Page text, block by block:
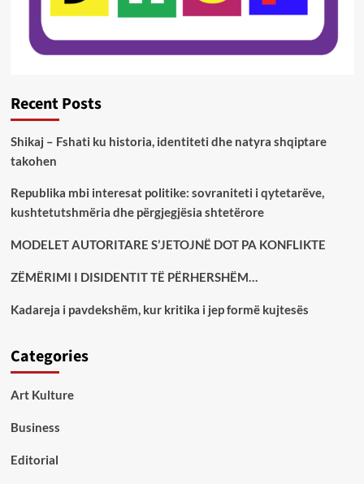
Recent Posts
Shikaj – Fshati ku historia, identiteti dhe natyra shqiptare
takohen
Republika mbi interesat politike: sovraniteti i qytetarëve,
kushtetutshmëria dhe përgjegjësia shtetërore
MODELET AUTORITARE S’JETOJNË DOT PA KONFLIKTE
ZËMËRIMI I DISIDENTIT TË PËRHERSHËM…
Kadareja i pavdekshëm, kur kritika i jep formë kujtesës
Categories
Art Kulture
Business
Editorial